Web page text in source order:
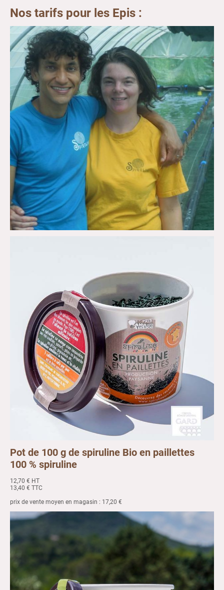
Nos tarifs pour les Epis :
Pot de 100 g de spiruline Bio en paillettes
100 % spiruline
12,70 € HT
13,40 € TTC
prix de vente moyen en magasin : 17,20 €